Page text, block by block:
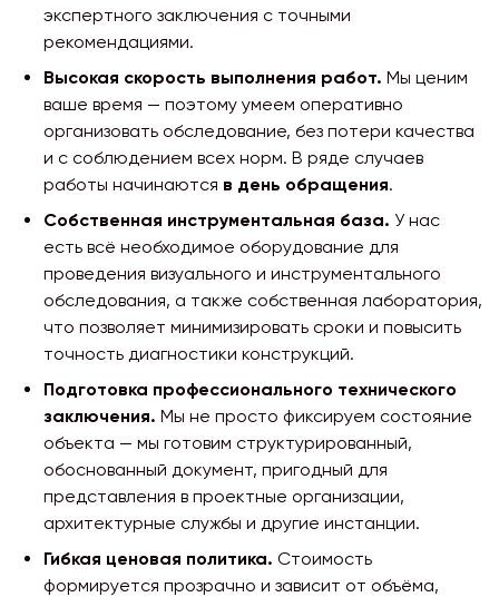
экспертного заключения с точными
рекомендациями.
Высокая скорость выполнения работ. Мы ценим
ваше время — поэтому умеем оперативно
организовать обследование, без потери качества
и с соблюдением всех норм. В ряде случаев
работы начинаются в день обращения.
Собственная инструментальная база. У нас
есть всё необходимое оборудование для
проведения визуального и инструментального
обследования, а также собственная лаборатория,
что позволяет минимизировать сроки и повысить
точность диагностики конструкций.
Подготовка профессионального технического
заключения. Мы не просто фиксируем состояние
объекта — мы готовим структурированный,
обоснованный документ, пригодный для
представления в проектные организации,
архитектурные службы и другие инстанции.
Гибкая ценовая политика. Стоимость
формируется прозрачно и зависит от объёма,